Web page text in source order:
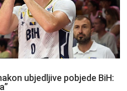
ubjedljive pobjede BiH: